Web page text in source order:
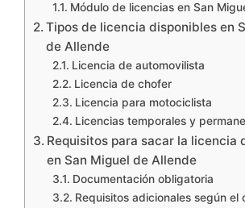
Módulo de licencias en San
Tipos de licencia disponibles en
de Allende
Licencia de automovilista
Licencia de chofer
Licencia para motociclista
Licencias temporales y
Requisitos para sacar la licencia
en San Miguel de Allende
Documentación obligatoria
Requisitos adicionales según el